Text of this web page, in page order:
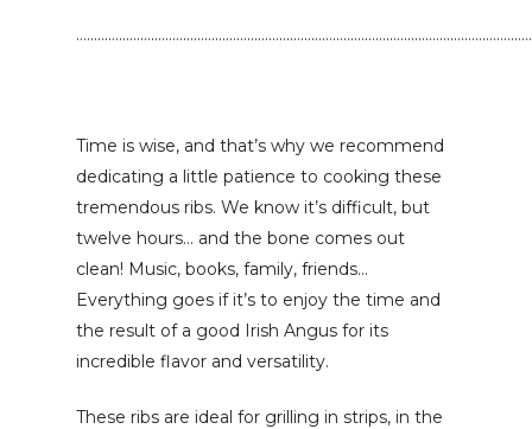
Time is wise, and that’s why we recommend
dedicating a little patience to cooking these
tremendous ribs. We know it’s difficult, but
twelve hours… and the bone comes out
clean! Music, books, family, friends…
Everything goes if it’s to enjoy the time and
the result of a good Irish Angus for its
incredible flavor and versatility.
These ribs are ideal for grilling in strips, in the